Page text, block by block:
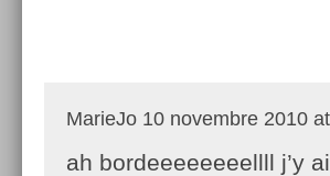
MarieJo 10 novembre 2010
ah bordeeeeeeeellll j’y